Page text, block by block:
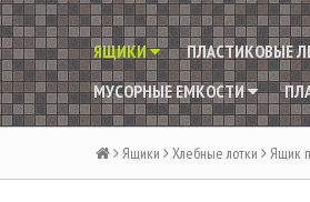
ЯЩИКИ ПЛАСТИКОВЫЕ
МУСОРНЫЕ ЕМКОСТИ
Ящики Хлебные лотки Ящик